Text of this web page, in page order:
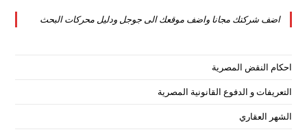
tab
new
اضف شركتك مجانا واضف موقعك الى جوجل ودليل محركات البحث
احكام النقض المصرية
التعريفات و الدفوع القانونية المصرية
الشهر العقاري